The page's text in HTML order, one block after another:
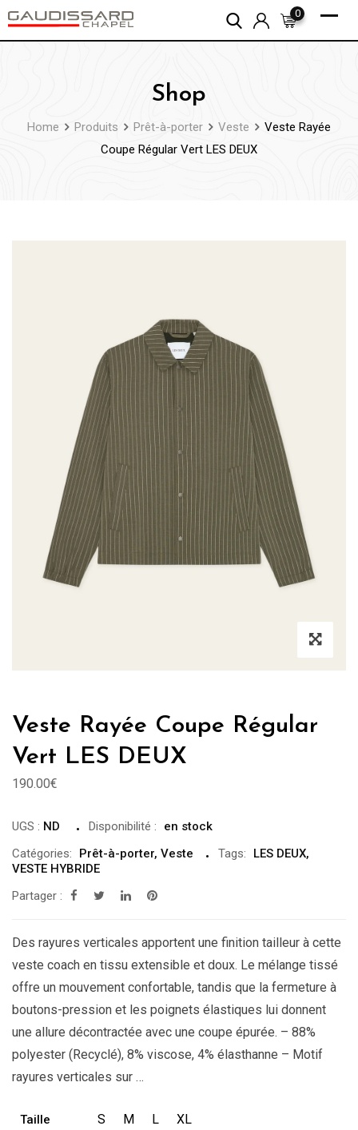
Skip
to
0
Shop
Home Produits Prêt-à-porter Veste
Veste Rayée
Coupe Régular Vert LES DEUX
Veste Rayée Coupe Régular
Vert LES DEUX
190.00€
UGS : ND Disponibilité :
en stock
Catégories:
Prêt-à-porter, Veste Tags: LES DEUX,
VESTE HYBRIDE
Partager :
Des rayures verticales apportent une finition tailleur à cette
veste coach en tissu extensible et doux. Le mélange tissé
offre un mouvement confortable, tandis que la fermeture à
boutons-pression et les poignets élastiques lui donnent
une allure décontractée avec une coupe épurée. – 88%
polyester (Recyclé), 8% viscose, 4% élasthanne – Motif
rayures verticales sur …
Taille S M L XL